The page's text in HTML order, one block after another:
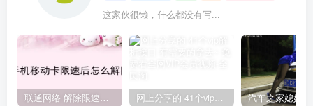
这家伙很懒，什么都没有写...
联通网络 解除限速方法参考！畅享、畅玩、老白干等及其它地区自测了 网上分享的 41个vip解析接口 有需要的拿去~ 免费看全网VIP会员视频